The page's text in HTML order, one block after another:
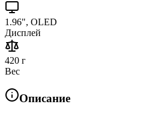
1.96", OLED
Дисплей
420 г
Вес
Описание